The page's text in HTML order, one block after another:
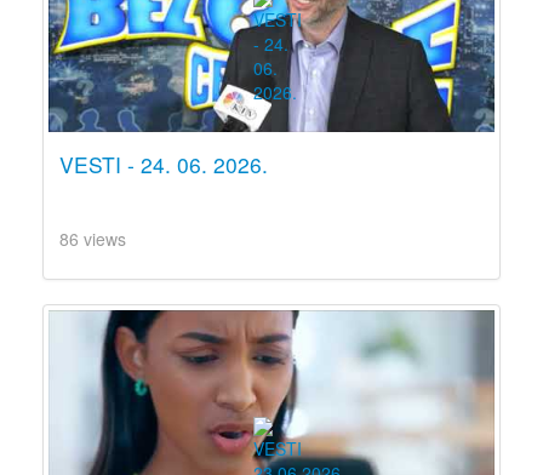
VESTI - 24. 06. 2026.
86 views